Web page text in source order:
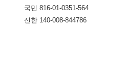
국민 816-01-0351-564
신한 140-008-844786